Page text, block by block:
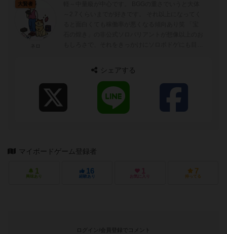
大賢者
シェアする
マイボードゲーム登録者
1
興味あり
16
経験あり
1
お気に入り
7
持ってる
ログイン/会員登録でコメント